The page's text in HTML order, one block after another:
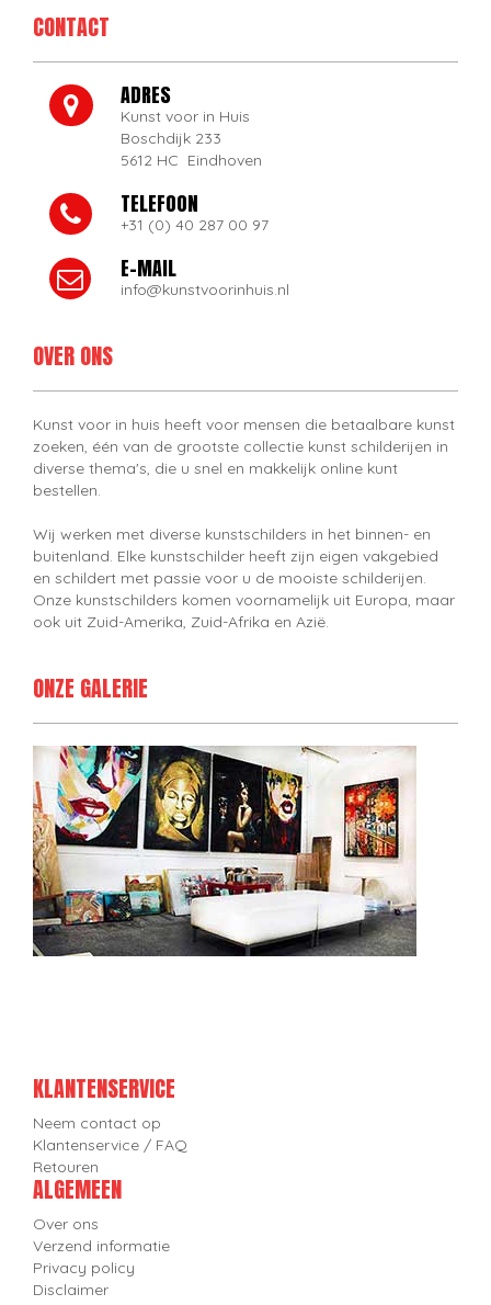
CONTACT
ADRES
Kunst voor in Huis
Boschdijk 233
5612 HC Eindhoven
TELEFOON
+31 (0) 40 287 00 97
E-MAIL
info@kunstvoorinhuis.nl
OVER ONS
Kunst voor in huis heeft voor mensen die betaalbare kunst
zoeken, één van de grootste collectie kunst schilderijen in
diverse thema's, die u snel en makkelijk online kunt
bestellen.
Wij werken met diverse kunstschilders in het binnen- en
buitenland. Elke kunstschilder heeft zijn eigen vakgebied
en schildert met passie voor u de mooiste schilderijen.
Onze kunstschilders komen voornamelijk uit Europa, maar
ook uit Zuid-Amerika, Zuid-Afrika en Azië.
ONZE GALERIE
KLANTENSERVICE
Neem contact op
Klantenservice / FAQ
Retouren
ALGEMEEN
Over ons
Verzend informatie
Privacy policy
Disclaimer